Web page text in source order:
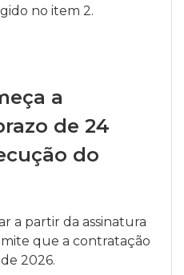
no item 2.
a
de 24
do
a partir da assinatura
que a contratação
2026.